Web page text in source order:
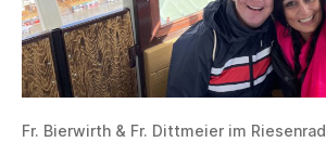
Fr. Bierwirth & Fr. Dittmeier im Riesenrad